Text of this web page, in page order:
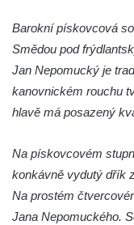
Na Sadech v
Pomník Přemysla
Sadech v
Socha Mateřství
Českých
Poslední
Pražské třídě v
Barokní pískovcová
Smědou pod
Jan Nepomucký je
kanovnickém rouchu
hlavě má posazený
Na pískovcovém
konkávně vydutý dřík
Na prostém
Jana Nepomuckého.